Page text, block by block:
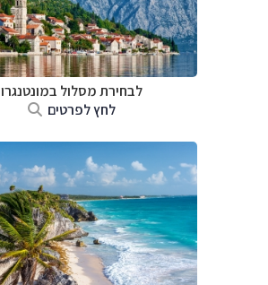
לבחירת מסלול במונטנגרו
לחץ לפרטים